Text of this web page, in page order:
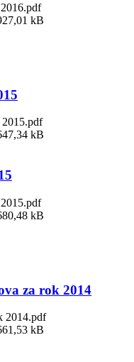
kB
2015.pdf
kB
kB
za rok 2014
2014.pdf
kB